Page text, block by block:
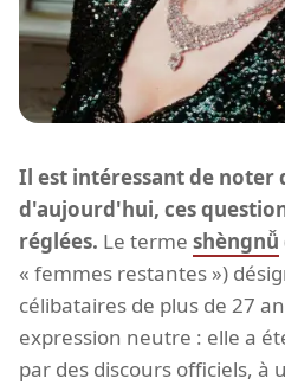
Il est intéressant de noter
d'aujourd'hui, ces
réglées. Le terme shèngnǚ
« femmes restantes »)
célibataires de plus de 27
expression neutre : elle a
par des discours officiels, à